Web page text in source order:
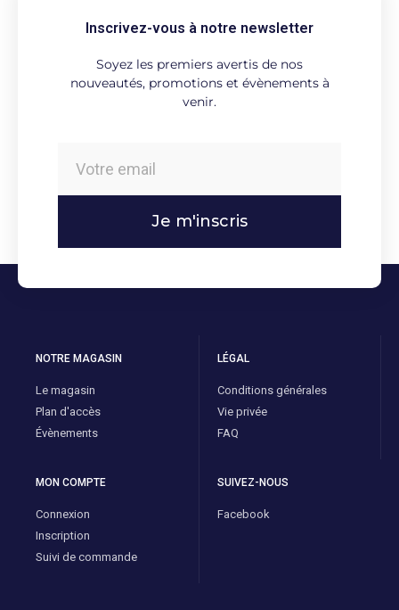
Inscrivez-vous à notre newsletter
Soyez les premiers avertis de nos
nouveautés, promotions et évènements à
venir.
Je m'inscris
NOTRE MAGASIN
Le magasin
Plan d'accès
Évènements
LÉGAL
Conditions générales
Vie privée
FAQ
MON COMPTE
Connexion
Inscription
Suivi de commande
SUIVEZ-NOUS
Facebook